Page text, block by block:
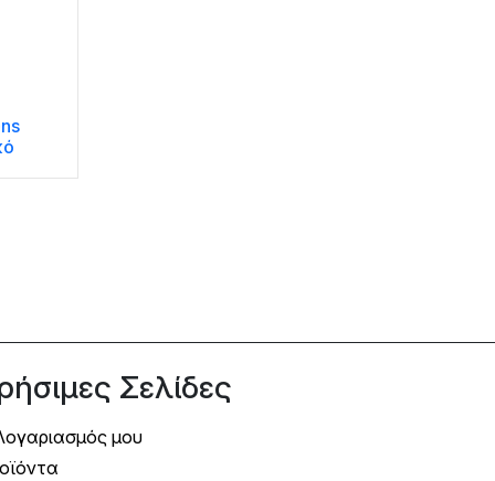
Σελίδες
μου